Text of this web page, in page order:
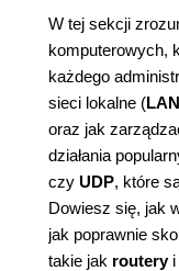
W tej sekcji
komputerowych,
każdego
sieci lokalne (LAN
oraz jak
działania
czy UDP, które
Dowiesz się, jak
jak poprawnie
takie jak routeryi